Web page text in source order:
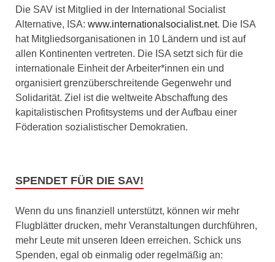
Die SAV ist Mitglied in der International Socialist
Alternative, ISA: www.internationalsocialist.net. Die ISA
hat Mitgliedsorganisationen in 10 Ländern und ist auf
allen Kontinenten vertreten. Die ISA setzt sich für die
internationale Einheit der Arbeiter*innen ein und
organisiert grenzüberschreitende Gegenwehr und
Solidarität. Ziel ist die weltweite Abschaffung des
kapitalistischen Profitsystems und der Aufbau einer
Föderation sozialistischer Demokratien.
SPENDET FÜR DIE SAV!
Wenn du uns finanziell unterstützt, können wir mehr
Flugblätter drucken, mehr Veranstaltungen durchführen,
mehr Leute mit unseren Ideen erreichen. Schick uns
Spenden, egal ob einmalig oder regelmäßig an: